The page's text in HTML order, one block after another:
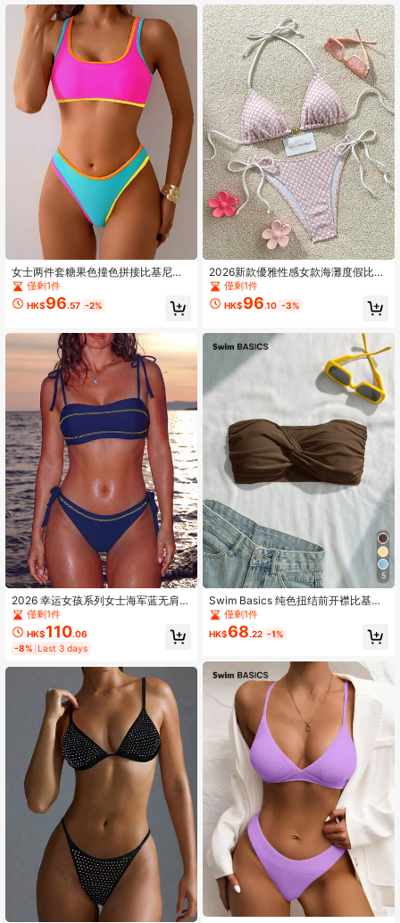
女士两件套糖果色撞色拼接比基尼泳
装套装，时尚休闲泳装，适合度假海
滩夏季穿着
僅剩1件
HK$96.57 -2%
2026 幸运女孩系列女士海军蓝无肩带
黄色花蕾精致优雅细肩带极简性感比
基尼两件套泳衣，沙滩休闲度假高弹
力泳装侧系带泳裤，游艇派对、泳池
派对、拍照、夏季度假
僅剩1件
HK$110.06
-8% Last 3 days
2026新款優雅性感女款海灘度假比基
尼兩件套，對比條紋紋理面料粉色夏
季
僅剩1件
HK$96.10 -3%
5
Swim Basics 纯色扭结前开襟比基尼
上衣，女士沙滩比基尼，2026夏季新
款，适合女士沙滩穿着，优雅休闲，
夏季度假休闲之选。
僅剩1件
HK$68.22 -1%